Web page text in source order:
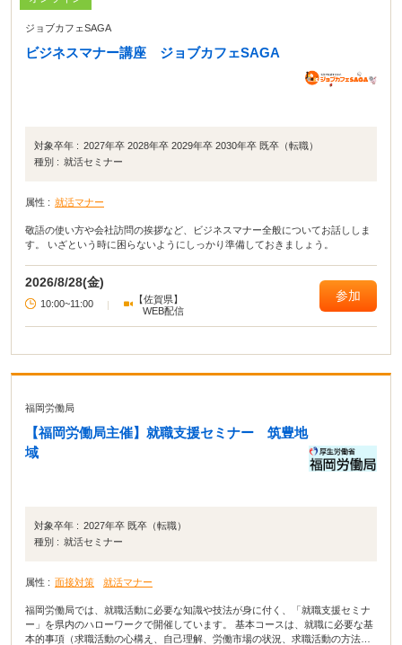
ジョブカフェSAGA
ビジネスマナー講座 ジョブカフェSAGA
対象卒年 : 2027年卒 2028年卒 2029年卒 2030年卒 既卒（転職）
種別 : 就活セミナー
属性 : 就活マナー
敬語の使い方や会社訪問の挨拶など、ビジネスマナー全般についてお話ししま
す。 いざという時に困らないようにしっかり準備しておきましょう。
2026/8/28(金)
10:00~11:00 |
【佐賀県】
WEB配信
参加
福岡労働局
【福岡労働局主催】就職支援セミナー 筑豊地
域
対象卒年 : 2027年卒 既卒（転職）
種別 : 就活セミナー
属性 : 面接対策 就活マナー
福岡労働局では、就職活動に必要な知識や技法が身に付く、「就職支援セミナ
ー」を県内のハローワークで開催しています。 基本コースは、就職に必要な基
本的事項（求職活動の心構え、自己理解、労働市場の状況、求職活動の方法・